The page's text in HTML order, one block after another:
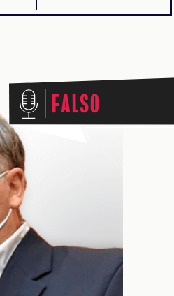
Falso